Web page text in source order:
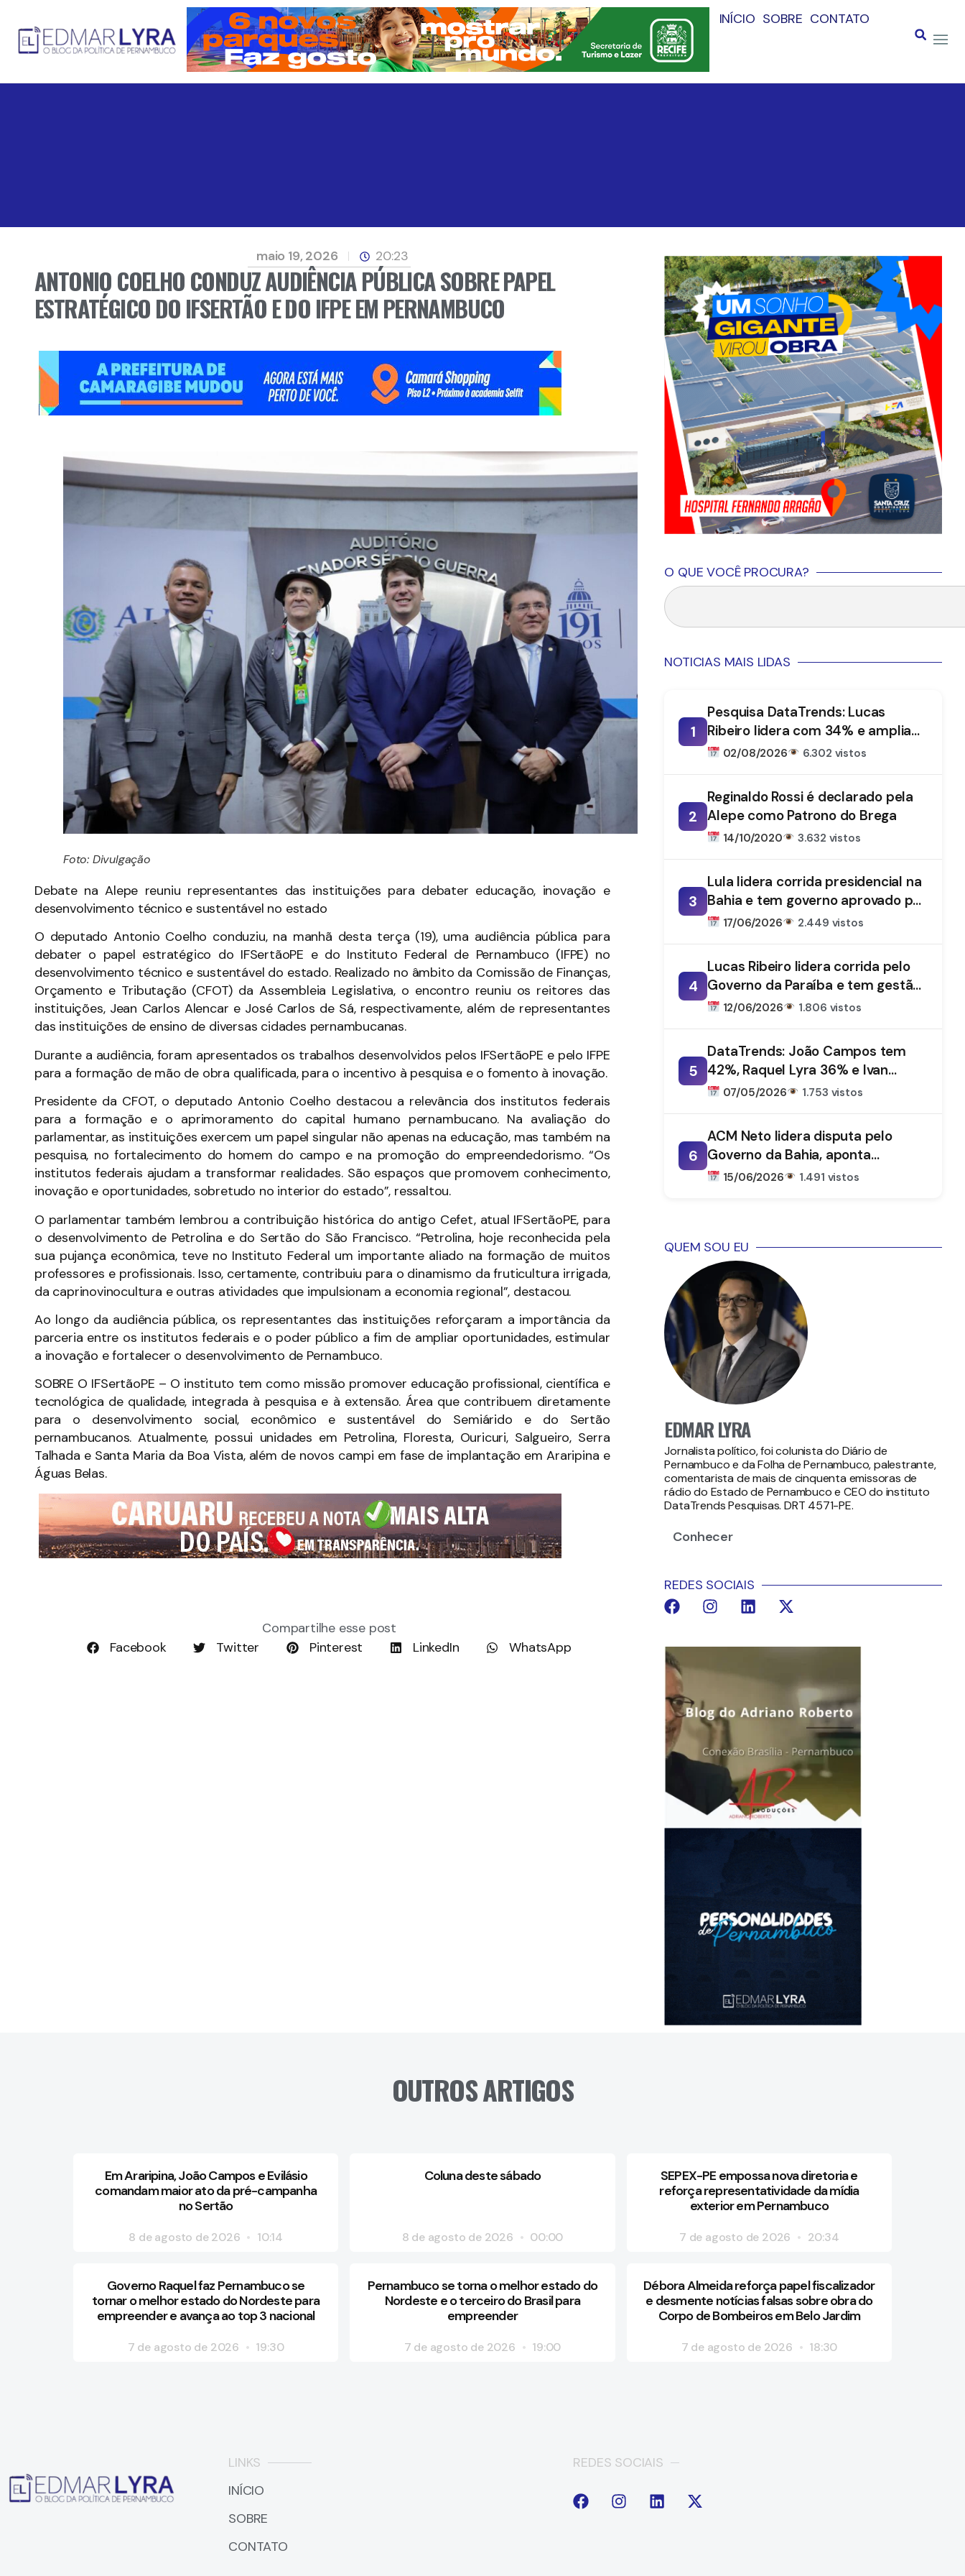
INÍCIO SOBRE CONTATO
maio 19, 2026 20:23
ANTONIO COELHO CONDUZ AUDIÊNCIA PÚBLICA SOBRE PAPEL
ESTRATÉGICO DO IFSERTÃO E DO IFPE EM PERNAMBUCO
Foto: Divulgação
Debate na Alepe reuniu representantes das instituições para debater educação, inovação e
desenvolvimento técnico e sustentável no estado
O deputado Antonio Coelho conduziu, na manhã desta terça (19), uma audiência pública para
debater o papel estratégico do IFSertãoPE e do Instituto Federal de Pernambuco (IFPE) no
desenvolvimento técnico e sustentável do estado. Realizado no âmbito da Comissão de Finanças,
Orçamento e Tributação (CFOT) da Assembleia Legislativa, o encontro reuniu os reitores das
instituições, Jean Carlos Alencar e José Carlos de Sá, respectivamente, além de representantes
das instituições de ensino de diversas cidades pernambucanas.
Durante a audiência, foram apresentados os trabalhos desenvolvidos pelos IFSertãoPE e pelo IFPE
para a formação de mão de obra qualificada, para o incentivo à pesquisa e o fomento à inovação.
Presidente da CFOT, o deputado Antonio Coelho destacou a relevância dos institutos federais
para a formação e o aprimoramento do capital humano pernambucano. Na avaliação do
parlamentar, as instituições exercem um papel singular não apenas na educação, mas também na
pesquisa, no fortalecimento do homem do campo e na promoção do empreendedorismo. “Os
institutos federais ajudam a transformar realidades. São espaços que promovem conhecimento,
inovação e oportunidades, sobretudo no interior do estado”, ressaltou.
O parlamentar também lembrou a contribuição histórica do antigo Cefet, atual IFSertãoPE, para
o desenvolvimento de Petrolina e do Sertão do São Francisco. “Petrolina, hoje reconhecida pela
sua pujança econômica, teve no Instituto Federal um importante aliado na formação de muitos
professores e profissionais. Isso, certamente, contribuiu para o dinamismo da fruticultura irrigada,
da caprinovinocultura e outras atividades que impulsionam a economia regional”, destacou.
Ao longo da audiência pública, os representantes das instituições reforçaram a importância da
parceria entre os institutos federais e o poder público a fim de ampliar oportunidades, estimular
a inovação e fortalecer o desenvolvimento de Pernambuco.
SOBRE O IFSertãoPE – O instituto tem como missão promover educação profissional, científica e
tecnológica de qualidade, integrada à pesquisa e à extensão. Área que contribuem diretamente
para o desenvolvimento social, econômico e sustentável do Semiárido e do Sertão
pernambucanos. Atualmente, possui unidades em Petrolina, Floresta, Ouricuri, Salgueiro, Serra
Talhada e Santa Maria da Boa Vista, além de novos campi em fase de implantação em Araripina e
Águas Belas.
Compartilhe esse post
Facebook
Twitter Pinterest LinkedIn WhatsApp
O QUE VOCÊ PROCURA?
NOTICIAS MAIS LIDAS
1
Pesquisa DataTrends: Lucas
Ribeiro lidera com 34% e amplia
vantagem na disputa pelo
02/08/2026 6.302 vistos
2
Reginaldo Rossi é declarado pela
Alepe como Patrono do Brega
14/10/2020 3.632 vistos
3
Lula lidera corrida presidencial na
Bahia e tem governo aprovado por
61%, aponta DataTrends
17/06/2026 2.449 vistos
4
Lucas Ribeiro lidera corrida pelo
Governo da Paraíba e tem gestão
aprovada por 66%, aponta
12/06/2026 1.806 vistos
5
DataTrends: João Campos tem
42%, Raquel Lyra 36% e Ivan
Moraes 1%
07/05/2026 1.753 vistos
6
ACM Neto lidera disputa pelo
Governo da Bahia, aponta
DataTrends
15/06/2026 1.491 vistos
QUEM SOU EU
EDMAR LYRA
Jornalista político, foi colunista do Diário de
Pernambuco e da Folha de Pernambuco, palestrante,
comentarista de mais de cinquenta emissoras de
rádio do Estado de Pernambuco e CEO do instituto
DataTrends Pesquisas. DRT 4571-PE.
Conhecer
REDES SOCIAIS
OUTROS ARTIGOS
Em Araripina, João Campos e Evilásio
comandam maior ato da pré-campanha
no Sertão
8 de agosto de 2026 10:14
Coluna deste sábado
8 de agosto de 2026 00:00
SEPEX-PE empossa nova diretoria e
reforça representatividade da mídia
exterior em Pernambuco
7 de agosto de 2026 20:34
Governo Raquel faz Pernambuco se
tornar o melhor estado do Nordeste para
empreender e avança ao top 3 nacional
7 de agosto de 2026 19:30
Pernambuco se torna o melhor estado do
Nordeste e o terceiro do Brasil para
empreender
7 de agosto de 2026 19:00
Débora Almeida reforça papel fiscalizador
e desmente notícias falsas sobre obra do
Corpo de Bombeiros em Belo Jardim
7 de agosto de 2026 18:30
LINKS
INÍCIO
SOBRE
CONTATO
REDES SOCIAIS